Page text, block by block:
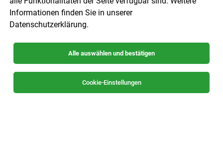
Informationen finden Sie in unserer
Datenschutzerklärung.
Alle auswählen und bestätigen
Cookie-Einstellungen